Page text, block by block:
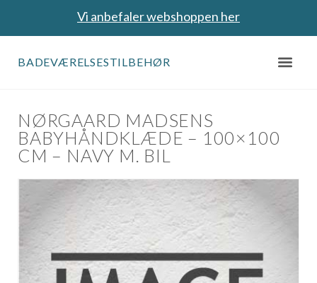
Vi anbefaler webshoppen her
BADEVÆRELSESTILBEHØR
NØRGAARD MADSENS
BABYHÅNDKLÆDE – 100×100
CM – NAVY M. BIL